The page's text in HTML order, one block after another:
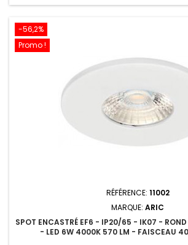
-56,2%
Promo !
RÉFÉRENCE: 11002
MARQUE: ARIC
SPOT ENCASTRÉ EF6 - IP20/65 - IK07 -
- LED 6W 4000K 570 LM - FAISCEAU